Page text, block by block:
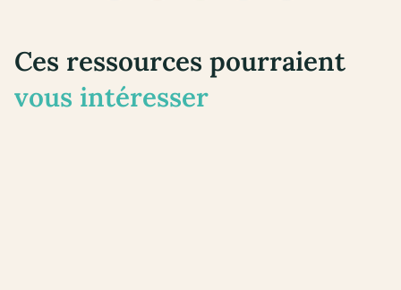
Ces ressources pourraient
vous intéresser